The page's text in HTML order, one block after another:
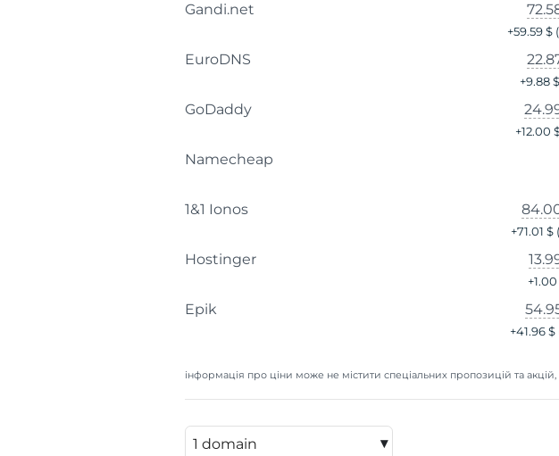
Gandi.net
+59.59 $
EuroDNS
+9.88 $
GoDaddy
+12.00
Namecheap
1&1 Ionos
+71.01 $
Hostinger
+
Epik
+41.96 $
інформація про ціни може не містити спеціальних пропозицій та акцій,
▾